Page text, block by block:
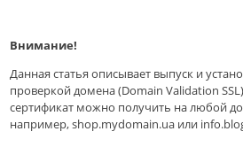
Внимание!
Данная статья описывает выпуск и
проверкой домена (Domain Validation
сертификат можно получить на любой
например, shop.mydomain.ua или